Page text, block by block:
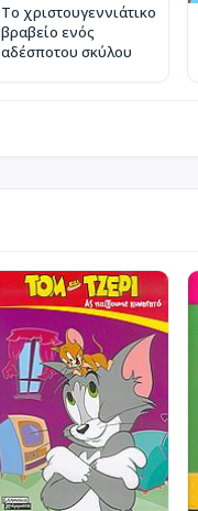
Το χριστουγεννιάτικο
βραβείο ενός
αδέσποτου σκύλου